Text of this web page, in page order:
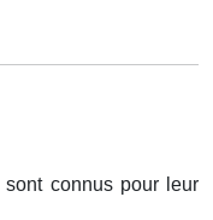
sont connus pour leur